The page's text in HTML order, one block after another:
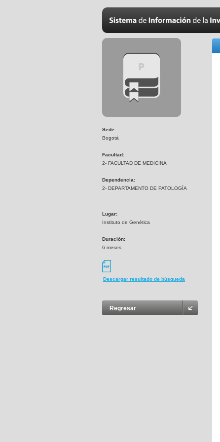
Sede:
Bogotá
Facultad:
2- FACULTAD DE MEDICINA
Dependencia:
2- DEPARTAMENTO DE PATOLOGÍA
Lugar:
Instituto de Genética
Duración:
6 meses
Descargar resultado de búsqueda
Regresar